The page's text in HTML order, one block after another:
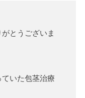
とうございま
いた包茎治療